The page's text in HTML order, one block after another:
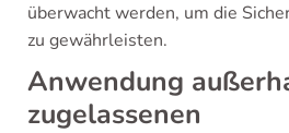
überwacht werden, um die
zu gewährleisten.
Anwendung
zugelassenen